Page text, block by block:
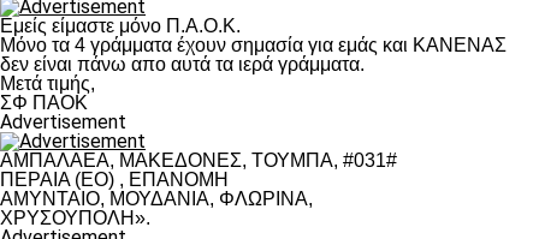
Εμείς είμαστε μόνο Π.Α.Ο.Κ.
Μόνο τα 4 γράμματα έχουν σημασία για εμάς και ΚΑΝΕΝΑΣ
δεν είναι πάνω απο αυτά τα ιερά γράμματα.
Μετά τιμής,
ΣΦ ΠΑΟΚ
Advertisement
ΑΜΠΑΛΑΕΑ, ΜΑΚΕΔΟΝΕΣ, ΤΟΥΜΠΑ, #031#
ΠΕΡΑΙΑ (ΕΟ) , ΕΠΑΝΟΜΗ
ΑΜΥΝΤΑΙΟ, ΜΟΥΔΑΝΙΑ, ΦΛΩΡΙΝΑ,
ΧΡΥΣΟΥΠΟΛΗ».